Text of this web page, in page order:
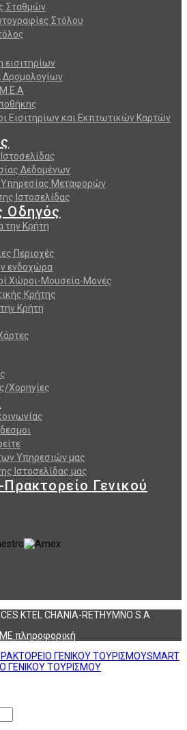
Σταθμών
Στόλου
εισιτηρίων
Δρομολογίων
Εισιτηρίων και Εκπτωτικών Καρτών
Δεδομένων
Μεταφορών
Ιστοσελίδας
Οδηγός
την Κρήτη
Περιοχές
ενδοχώρα
Χώροι-Μουσεία-Μονές
Κρήτης
Κρήτη
Χορηγίες
Υπηρεσιών μας
Ιστοσελίδας μας
Γενικού
KTEL CHANIA-RETHYMNO S.A
ΙΜΕ πληροφορική
SMART
ΓΕΝΙΚΟΥ ΤΟΥΡΙΣΜΟΥ